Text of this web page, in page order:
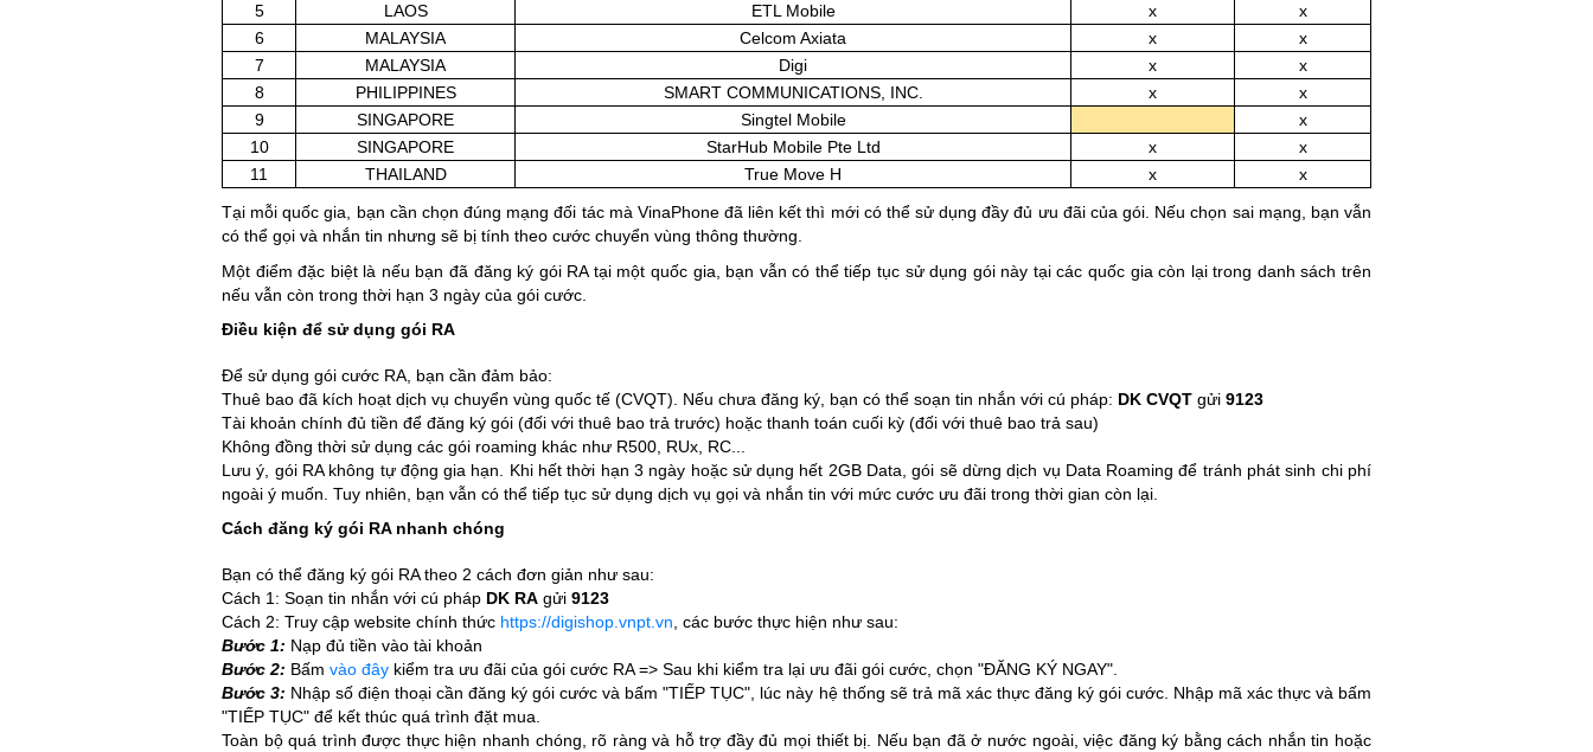
5
LAOS ETL Mobile x
x
6
MALAYSIA Celcom Axiata x
x
7
MALAYSIA Digi x
x
8
PHILIPPINES SMART COMMUNICATIONS, INC. x
x
9
SINGAPORE Singtel Mobile
x
10
SINGAPORE StarHub Mobile Pte Ltd x
x
11
THAILAND True Move H x
x
Tại mỗi quốc gia, bạn cần chọn đúng mạng đối tác mà VinaPhone đã liên kết thì mới có thể sử dụng đầy đủ ưu đãi của gói. Nếu chọn sai mạng, bạn vẫn
có thể gọi và nhắn tin nhưng sẽ bị tính theo cước chuyển vùng thông thường.
Một điểm đặc biệt là nếu bạn đã đăng ký gói RA tại một quốc gia, bạn vẫn có thể tiếp tục sử dụng gói này tại các quốc gia còn lại trong danh sách trên
nếu vẫn còn trong thời hạn 3 ngày của gói cước.
Điều kiện để sử dụng gói RA
Để sử dụng gói cước RA, bạn cần đảm bảo:
Thuê bao đã kích hoạt dịch vụ chuyển vùng quốc tế (CVQT). Nếu chưa đăng ký, bạn có thể soạn tin nhắn với cú pháp: DK CVQT gửi 9123
Tài khoản chính đủ tiền để đăng ký gói (đối với thuê bao trả trước) hoặc thanh toán cuối kỳ (đối với thuê bao trả sau)
Không đồng thời sử dụng các gói roaming khác như R500, RUx, RC...
Lưu ý, gói RA không tự động gia hạn. Khi hết thời hạn 3 ngày hoặc sử dụng hết 2GB Data, gói sẽ dừng dịch vụ Data Roaming để tránh phát sinh chi phí
ngoài ý muốn. Tuy nhiên, bạn vẫn có thể tiếp tục sử dụng dịch vụ gọi và nhắn tin với mức cước ưu đãi trong thời gian còn lại.
Cách đăng ký gói RA nhanh chóng
Bạn có thể đăng ký gói RA theo 2 cách đơn giản như sau:
Cách 1: Soạn tin nhắn với cú pháp DK RA gửi 9123
Cách 2: Truy cập website chính thức https://digishop.vnpt.vn, các bước thực hiện như sau:
Bước 1: Nạp đủ tiền vào tài khoản
Bước 2: Bấm vào đây kiểm tra ưu đãi của gói cước RA => Sau khi kiểm tra lại ưu đãi gói cước, chọn "ĐĂNG KÝ NGAY".
Bước 3: Nhập số điện thoại cần đăng ký gói cước và bấm "TIẾP TỤC", lúc này hệ thống sẽ trả mã xác thực đăng ký gói cước. Nhập mã xác thực và bấm
"TIẾP TỤC" để kết thúc quá trình đặt mua.
Toàn bộ quá trình được thực hiện nhanh chóng, rõ ràng và hỗ trợ đầy đủ mọi thiết bị. Nếu bạn đã ở nước ngoài, việc đăng ký bằng cách nhắn tin hoặc